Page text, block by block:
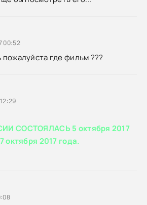
00:52
где фильм ???
СОСТОЯЛАСЬ 5 октября 2017
октября 2017 года.